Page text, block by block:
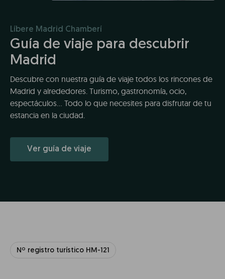
Líbere Madrid Chamberí
Guía de viaje para descubrir
Madrid
Descubre con nuestra guía de viaje todos los rincones de
Madrid y alrededores. Turismo, gastronomía, ocio,
espectáculos... Todo lo que necesites para disfrutar de tu
estancia en la ciudad.
Ver guía de viaje
Nº registro turístico HM-121